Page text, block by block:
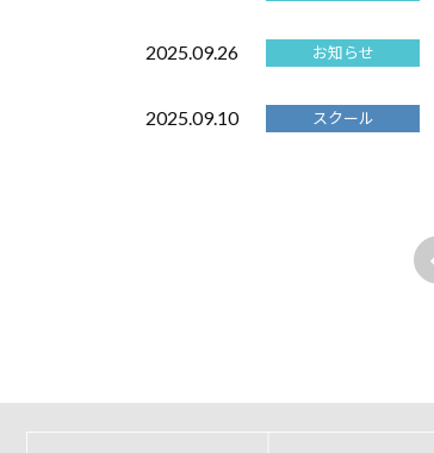
2025.09.26 お知らせ
2025.09.10 スクール